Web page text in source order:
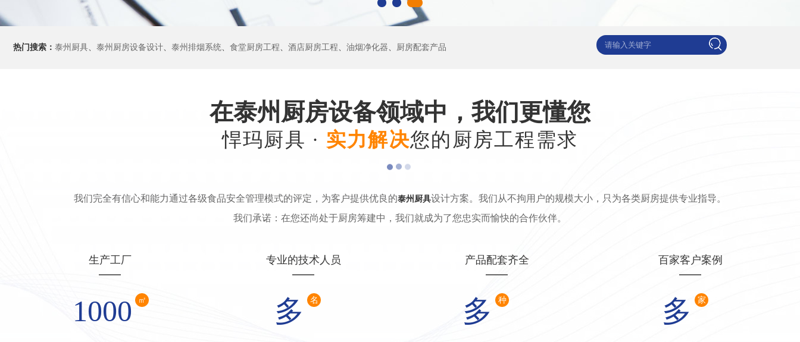
热门搜索： 泰州厨具、 泰州厨房设备设计、 泰州排烟系统、 食堂厨房工程、 酒店厨房工程、 油烟净化器、 厨房配套产品
在泰州厨房设备领域中，我们更懂您
悍玛厨具 · 实力解决您的厨房工程需求
我们完全有信心和能力通过各级食品安全管理模式的评定，为客户提供优良的泰州厨具设计方案。我们从不拘用户的规模大小，只为各类厨房提供专业指导。
我们承诺：在您还尚处于厨房筹建中，我们就成为了您忠实而愉快的合作伙伴。
生产工厂
1000 ㎡
专业的技术人员
多 名
产品配套齐全
多 种
百家客户案例
多 家